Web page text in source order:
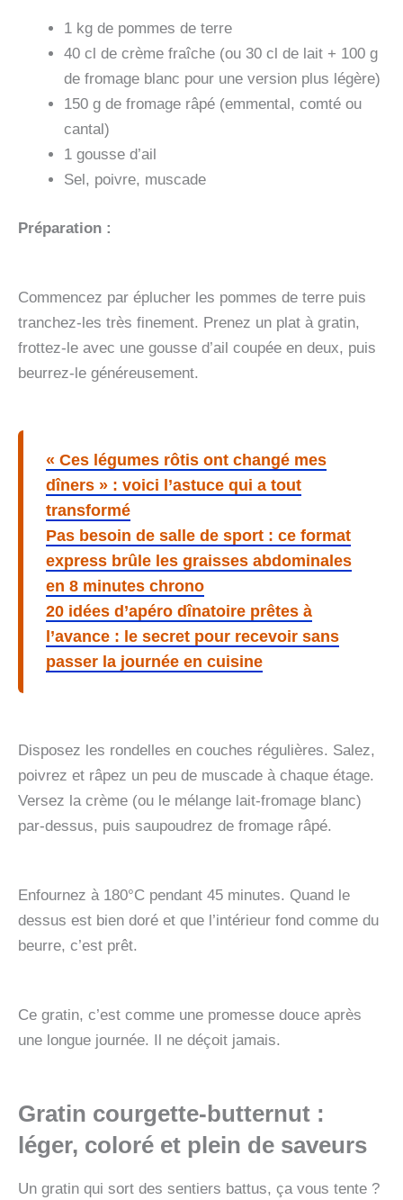
1 kg de pommes de terre
40 cl de crème fraîche (ou 30 cl de lait + 100 g
de fromage blanc pour une version plus légère)
150 g de fromage râpé (emmental, comté ou
cantal)
1 gousse d’ail
Sel, poivre, muscade
Préparation :
Commencez par éplucher les pommes de terre puis
tranchez-les très finement. Prenez un plat à gratin,
frottez-le avec une gousse d’ail coupée en deux, puis
beurrez-le généreusement.
« Ces légumes rôtis ont changé mes
dîners » : voici l’astuce qui a tout
transformé
Pas besoin de salle de sport : ce format
express brûle les graisses abdominales
en 8 minutes chrono
20 idées d’apéro dînatoire prêtes à
l’avance : le secret pour recevoir sans
passer la journée en cuisine
Disposez les rondelles en couches régulières. Salez,
poivrez et râpez un peu de muscade à chaque étage.
Versez la crème (ou le mélange lait-fromage blanc)
par-dessus, puis saupoudrez de fromage râpé.
Enfournez à 180°C pendant 45 minutes. Quand le
dessus est bien doré et que l’intérieur fond comme du
beurre, c’est prêt.
Ce gratin, c’est comme une promesse douce après
une longue journée. Il ne déçoit jamais.
Gratin courgette-butternut :
léger, coloré et plein de saveurs
Un gratin qui sort des sentiers battus, ça vous tente ?